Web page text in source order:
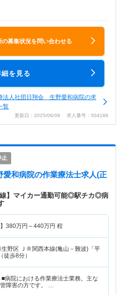
の募集状況を問い合わせる
細を見る
法人社団日翔会 生野愛和病院の求
覧
更新日：2025/06/09 求人番号：504188
止
愛和病院の作業療法士求人(正
線】マイカー通勤可能◎駅チカ◎病
380万円～440万円 程
生野区
ＪＲ関西本線(亀山－難波)「平
徒歩8分）
■病院における作業療法士業務。主な
障害の方です。 …